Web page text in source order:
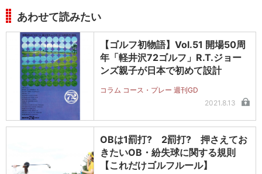
あわせて読みたい
【ゴルフ初物語】Vol.51 開場50周
年「軽井沢72ゴルフ」R.T.ジョー
ンズ親子が日本で初めて設計
コラム コース・プレー 週刊GD
2021.8.13
OBは1罰打? 2罰打? 押さえてお
きたいOB・紛失球に関する規則
【これだけゴルフルール】